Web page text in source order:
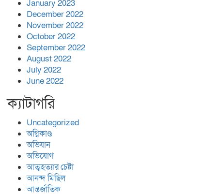
January 2023
December 2022
November 2022
October 2022
September 2022
August 2022
July 2022
June 2022
ক্যাটাগরি
Uncategorized
অগ্নিকাণ্ড
অভিযান
অভিযোগ
আত্মহত্যার চেষ্টা
আনন্দ মিছিল
আন্তর্জাতিক